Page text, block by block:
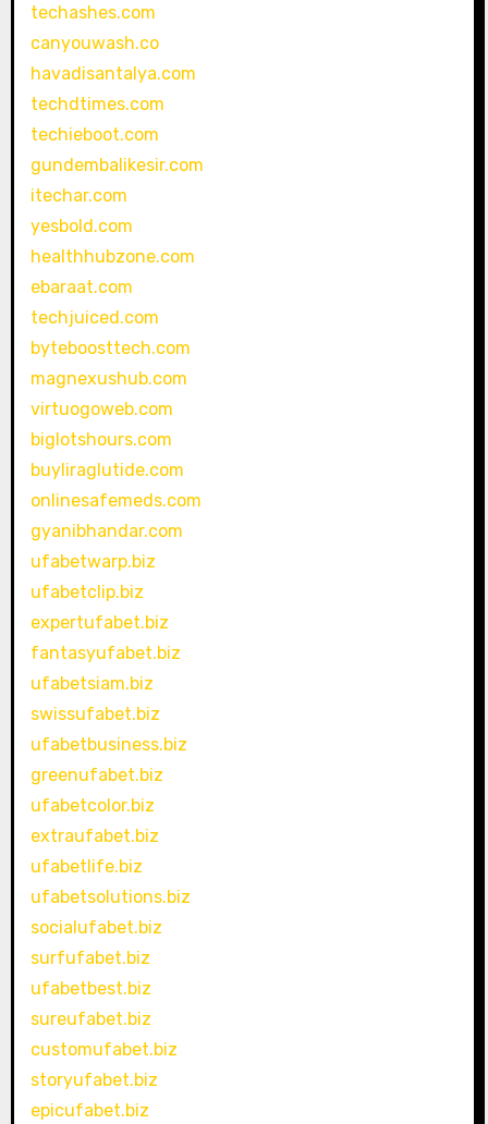
techashes.com
canyouwash.co
havadisantalya.com
techdtimes.com
techieboot.com
gundembalikesir.com
itechar.com
yesbold.com
healthhubzone.com
ebaraat.com
techjuiced.com
byteboosttech.com
magnexushub.com
virtuogoweb.com
biglotshours.com
buyliraglutide.com
onlinesafemeds.com
gyanibhandar.com
ufabetwarp.biz
ufabetclip.biz
expertufabet.biz
fantasyufabet.biz
ufabetsiam.biz
swissufabet.biz
ufabetbusiness.biz
greenufabet.biz
ufabetcolor.biz
extraufabet.biz
ufabetlife.biz
ufabetsolutions.biz
socialufabet.biz
surfufabet.biz
ufabetbest.biz
sureufabet.biz
customufabet.biz
storyufabet.biz
epicufabet.biz